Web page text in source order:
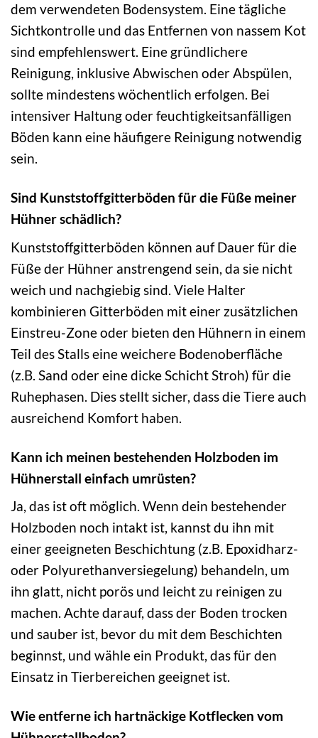
dem verwendeten Bodensystem. Eine tägliche
Sichtkontrolle und das Entfernen von nassem Kot
sind empfehlenswert. Eine gründlichere
Reinigung, inklusive Abwischen oder Abspülen,
sollte mindestens wöchentlich erfolgen. Bei
intensiver Haltung oder feuchtigkeitsanfälligen
Böden kann eine häufigere Reinigung notwendig
sein.
Sind Kunststoffgitterböden für die Füße meiner
Hühner schädlich?
Kunststoffgitterböden können auf Dauer für die
Füße der Hühner anstrengend sein, da sie nicht
weich und nachgiebig sind. Viele Halter
kombinieren Gitterböden mit einer zusätzlichen
Einstreu-Zone oder bieten den Hühnern in einem
Teil des Stalls eine weichere Bodenoberfläche
(z.B. Sand oder eine dicke Schicht Stroh) für die
Ruhephasen. Dies stellt sicher, dass die Tiere auch
ausreichend Komfort haben.
Kann ich meinen bestehenden Holzboden im
Hühnerstall einfach umrüsten?
Ja, das ist oft möglich. Wenn dein bestehender
Holzboden noch intakt ist, kannst du ihn mit
einer geeigneten Beschichtung (z.B. Epoxidharz-
oder Polyurethanversiegelung) behandeln, um
ihn glatt, nicht porös und leicht zu reinigen zu
machen. Achte darauf, dass der Boden trocken
und sauber ist, bevor du mit dem Beschichten
beginnst, und wähle ein Produkt, das für den
Einsatz in Tierbereichen geeignet ist.
Wie entferne ich hartnäckige Kotflecken vom